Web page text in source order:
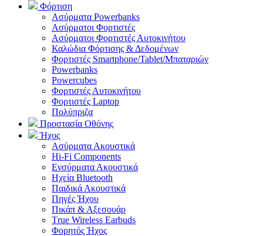
Φόρτιση
Ασύρματα Powerbanks
Aσύρματοι Φορτιστές
Ασύρματοι Φορτιστές Αυτοκινήτου
Καλώδια Φόρτισης & Δεδομένων
Φορτιστές Smartphone/Tablet/Μπαταριών
Powerbanks
Powercubes
Φορτιστές Αυτοκινήτου
Φορτιστές Laptop
Πολύπριζα
Προστασία Οθόνης
Ήχος
Ασύρματα Ακουστικά
Hi-Fi Components
Ενσύρματα Ακουστικά
Ηχεία Bluetooth
Παιδικά Ακουστικά
Πηγές Ήχου
Πικάπ & Αξεσουάρ
Τrue Wireless Earbuds
Φορητός Ήχος